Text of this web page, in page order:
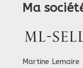
Ma
Martine Lemaire